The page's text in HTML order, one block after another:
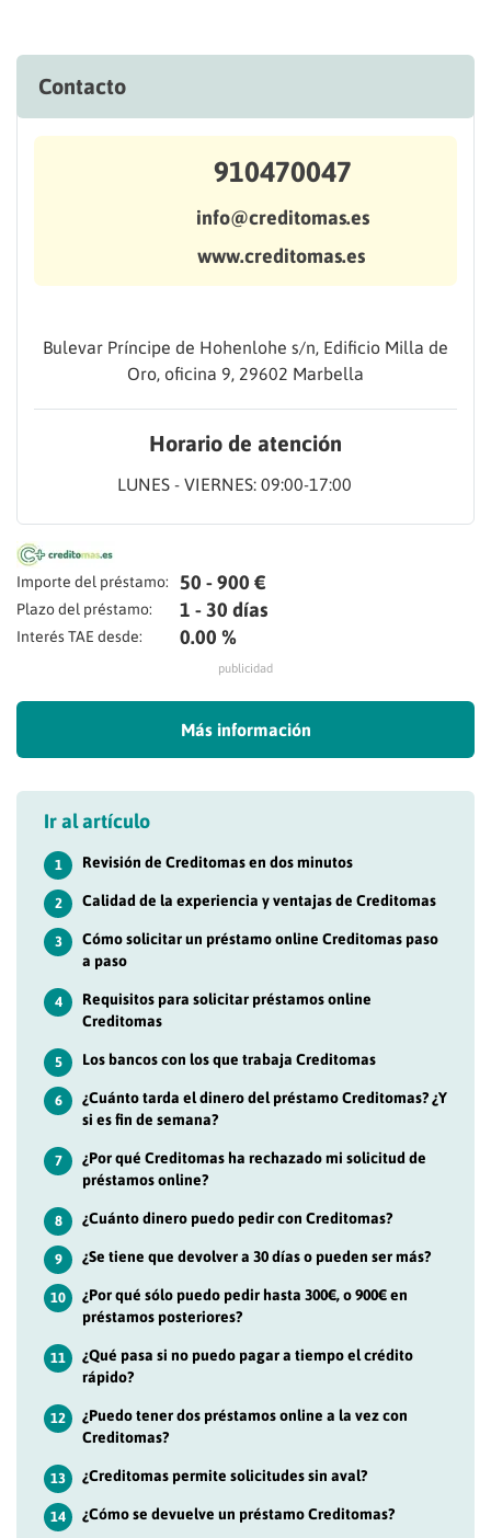
Contacto
910470047
info@creditomas.es
www.creditomas.es
Bulevar Príncipe de Hohenlohe s/n, Edificio Milla de
Oro, oficina 9, 29602 Marbella
Horario de atención
LUNES - VIERNES: 09:00-17:00
Importe del préstamo: 50 - 900 €
Plazo del préstamo: 1 - 30 días
Interés TAE desde: 0.00 %
publicidad
Más información
Ir al artículo
1 Revisión de Creditomas en dos minutos
2 Calidad de la experiencia y ventajas de Creditomas
3
Cómo solicitar un préstamo online Creditomas paso
a paso
4
Requisitos para solicitar préstamos online
Creditomas
5 Los bancos con los que trabaja Creditomas
6
¿Cuánto tarda el dinero del préstamo Creditomas? ¿Y
si es fin de semana?
7
¿Por qué Creditomas ha rechazado mi solicitud de
préstamos online?
8 ¿Cuánto dinero puedo pedir con Creditomas?
9 ¿Se tiene que devolver a 30 días o pueden ser más?
10
¿Por qué sólo puedo pedir hasta 300€, o 900€ en
préstamos posteriores?
11
¿Qué pasa si no puedo pagar a tiempo el crédito
rápido?
12
¿Puedo tener dos préstamos online a la vez con
Creditomas?
13 ¿Creditomas permite solicitudes sin aval?
14 ¿Cómo se devuelve un préstamo Creditomas?